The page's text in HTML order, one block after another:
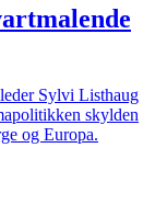
Sylvi Listhaug
skylden
og Europa.